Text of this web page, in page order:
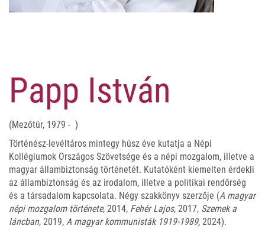
Papp István
(Mezőtúr, 1979 - )
Történész-levéltáros mintegy húsz éve kutatja a Népi
Kollégiumok Országos Szövetsége és a népi mozgalom, illetve a
magyar állambiztonság történetét. Kutatóként kiemelten érdekli
az állambiztonság és az irodalom, illetve a politikai rendőrség
és a társadalom kapcsolata. Négy szakkönyv szerzője (A magyar
népi mozgalom története, 2014, Fehér Lajos, 2017, Szemek a
láncban, 2019, A magyar kommunisták 1919-1989, 2024).